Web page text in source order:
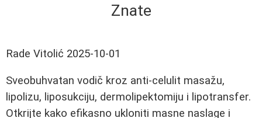
Znate
Rade Vitolić 2025-10-01
Sveobuhvatan vodič kroz anti-celulit masažu,
lipolizu, liposukciju, dermolipektomiju i lipotransfer.
Otkrijte kako efikasno ukloniti masne naslage i